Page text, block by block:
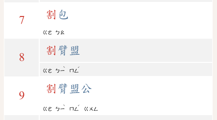
7 割 包
ㄍㄜ ㄅㄠ
8
割 臂盟
ㄍㄜ ㄅㄧ
ˋ
ㄇㄥ
ˊ
9
割 臂盟公
ㄍㄜ ㄅㄧ
ˋ
ㄇㄥ
ˊ
ㄍㄨㄥ